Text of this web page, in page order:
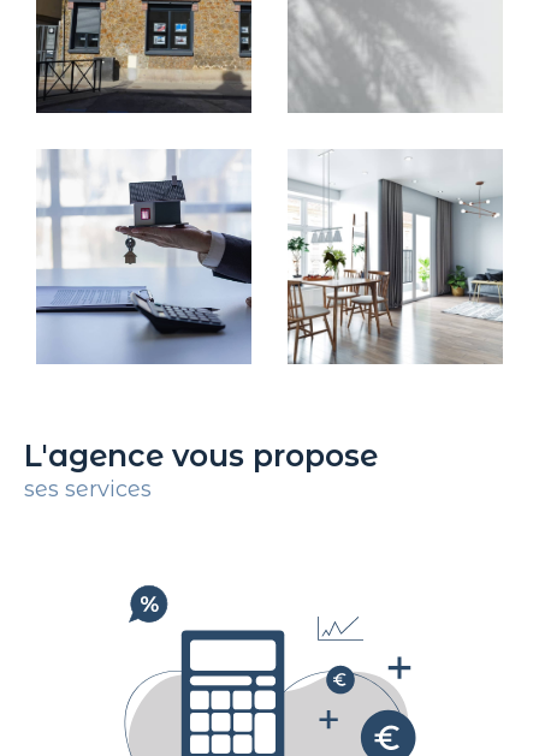
L'agence vous propose
ses services